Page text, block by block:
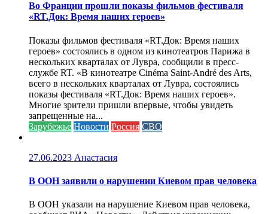
Во Франции прошли показы фильмов фестиваля
«RT.Док: Время наших героев»
Показы фильмов фестиваля «RT.Док: Время наших
героев» состоялись в одном из кинотеатров Парижа в
нескольких кварталах от Лувра, сообщили в пресс-
службе RT. «В кинотеатре Cinéma Saint-André des Arts,
всего в нескольких кварталах от Лувра, состоялись
показы фестиваля «RT.Док: Время наших героев».
Многие зрители пришли впервые, чтобы увидеть
запрещенные на...
Зарубежье Новости Россия СВО
27.06.2023 Анастасия
В ООН заявили о нарушении Киевом прав человека
В ООН указали на нарушение Киевом прав человека,